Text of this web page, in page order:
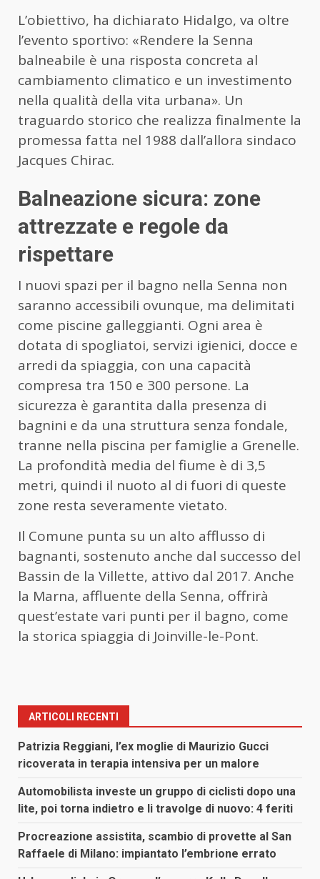
L’obiettivo, ha dichiarato Hidalgo, va oltre
l’evento sportivo: «Rendere la Senna
balneabile è una risposta concreta al
cambiamento climatico e un investimento
nella qualità della vita urbana». Un
traguardo storico che realizza finalmente la
promessa fatta nel 1988 dall’allora sindaco
Jacques Chirac.
Balneazione sicura: zone
attrezzate e regole da
rispettare
I nuovi spazi per il bagno nella Senna non
saranno accessibili ovunque, ma delimitati
come piscine galleggianti. Ogni area è
dotata di spogliatoi, servizi igienici, docce e
arredi da spiaggia, con una capacità
compresa tra 150 e 300 persone. La
sicurezza è garantita dalla presenza di
bagnini e da una struttura senza fondale,
tranne nella piscina per famiglie a Grenelle.
La profondità media del fiume è di 3,5
metri, quindi il nuoto al di fuori di queste
zone resta severamente vietato.
Il Comune punta su un alto afflusso di
bagnanti, sostenuto anche dal successo del
Bassin de la Villette, attivo dal 2017. Anche
la Marna, affluente della Senna, offrirà
quest’estate vari punti per il bagno, come
la storica spiaggia di Joinville-le-Pont.
ARTICOLI RECENTI
Patrizia Reggiani, l’ex moglie di Maurizio Gucci
ricoverata in terapia intensiva per un malore
Automobilista investe un gruppo di ciclisti dopo una
lite, poi torna indietro e li travolge di nuovo: 4 feriti
Procreazione assistita, scambio di provette al San
Raffaele di Milano: impiantato l’embrione errato